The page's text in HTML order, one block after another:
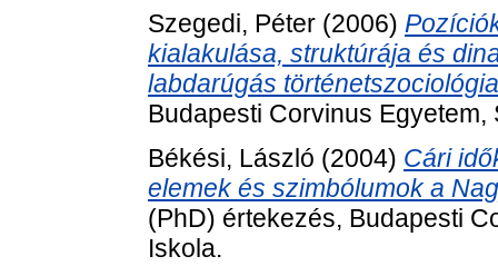
Szegedi, Péter (2006)
kialakulása, struktúrája és
labdarúgás
Budapesti Corvinus
Békési, László (2004) Cári
elemek és szimbólumok a
(PhD) értekezés, Budapesti
Iskola.